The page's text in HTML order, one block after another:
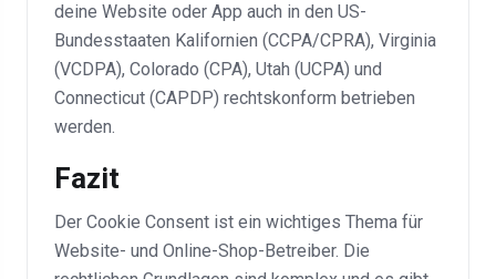
deine Website oder App auch in den US-
Bundesstaaten Kalifornien (CCPA/CPRA), Virginia
(VCDPA), Colorado (CPA), Utah (UCPA) und
Connecticut (CAPDP) rechtskonform betrieben
werden.
Fazit
Der Cookie Consent ist ein wichtiges Thema für
Website- und Online-Shop-Betreiber. Die